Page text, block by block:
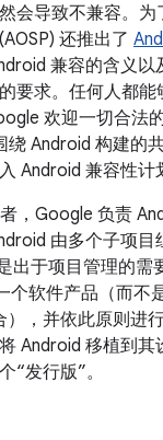
会导致不兼容。为
还推出了
兼容的含义以
要求。任何人都能
欢迎一切合法
绕 Android 构建的
Android 兼容性计
，Google 负责
由多个子项目
出于项目管理的需
个软件产品（而不
），并依此原则进
Android 移植到其
“发行版”。